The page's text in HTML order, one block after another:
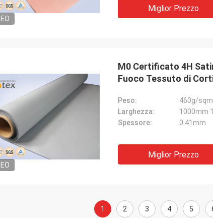
Miglior Prezzo
M0 Certificato 4H
Fuoco Tessuto di
Peso:
460g/sqm
Larghezza:
1000mm
Spessore:
0.41mm
Miglior Prezzo
1 2 3 4 5